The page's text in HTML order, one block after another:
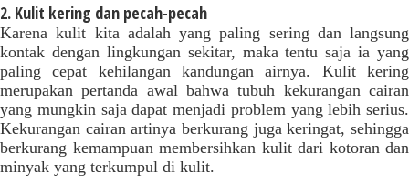
2. Kulit kering dan pecah-pecah
Karena kulit kita adalah yang paling sering dan langsung
kontak dengan lingkungan sekitar, maka tentu saja ia yang
paling cepat kehilangan kandungan airnya. Kulit kering
merupakan pertanda awal bahwa tubuh kekurangan cairan
yang mungkin saja dapat menjadi problem yang lebih serius.
Kekurangan cairan artinya berkurang juga keringat, sehingga
berkurang kemampuan membersihkan kulit dari kotoran dan
minyak yang terkumpul di kulit.